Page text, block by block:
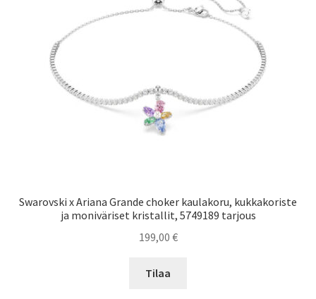
Swarovski x Ariana Grande choker kaulakoru, kukkakoriste
ja moniväriset kristallit, 5749189 tarjous
199,00 €
Tilaa